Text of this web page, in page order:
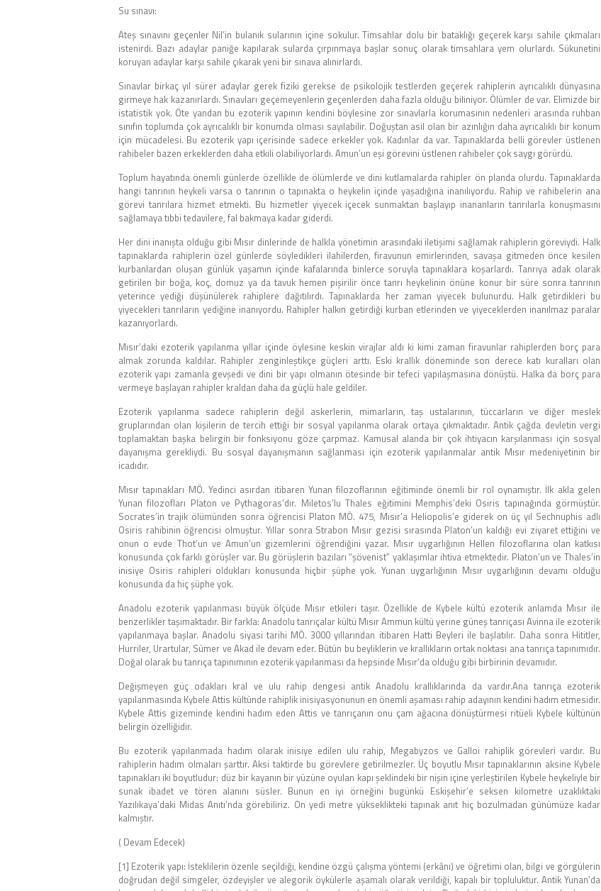
Su sınavı:
Ateş sınavını geçenler Nil’in bulanık sularının içine sokulur. Timsahlar dolu bir bataklığı geçerek karşı sahile çıkmaları
istenirdi. Bazı adaylar paniğe kapılarak sularda çırpınmaya başlar sonuç olarak timsahlara yem olurlardı. Sükunetini
koruyan adaylar karşı sahile çıkarak yeni bir sınava alınırlardı.
Sınavlar birkaç yıl sürer adaylar gerek fiziki gerekse de psikolojik testlerden geçerek rahiplerin ayrıcalıklı dünyasına
girmeye hak kazanırlardı. Sınavları geçemeyenlerin geçenlerden daha fazla olduğu biliniyor. Ölümler de var. Elimizde bir
istatistik yok. Öte yandan bu ezoterik yapının kendini böylesine zor sınavlarla korumasının nedenleri arasında ruhban
sınıfın toplumda çok ayrıcalıklı bir konumda olması sayılabilir. Doğuştan asil olan bir azınlığın daha ayrıcalıklı bir konum
için mücadelesi. Bu ezoterik yapı içerisinde sadece erkekler yok. Kadınlar da var. Tapınaklarda belli görevler üstlenen
rahibeler bazen erkeklerden daha etkili olabiliyorlardı. Amun’un eşi görevini üstlenen rahibeler çok saygı görürdü.
Toplum hayatında önemli günlerde özellikle de ölümlerde ve dini kutlamalarda rahipler ön planda olurdu. Tapınaklarda
hangi tanrının heykeli varsa o tanrının o tapınakta o heykelin içinde yaşadığına inanılıyordu. Rahip ve rahibelerin ana
görevi tanrılara hizmet etmekti. Bu hizmetler yiyecek içecek sunmaktan başlayıp inananların tanrılarla konuşmasını
sağlamaya tıbbi tedavilere, fal bakmaya kadar giderdi.
Her dini inanışta olduğu gibi Mısır dinlerinde de halkla yönetimin arasındaki iletişimi sağlamak rahiplerin göreviydi. Halk
tapınaklarda rahiplerin özel günlerde söyledikleri ilahilerden, firavunun emirlerinden, savaşa gitmeden önce kesilen
kurbanlardan oluşan günlük yaşamın içinde kafalarında binlerce soruyla tapınaklara koşarlardı. Tanrıya adak olarak
getirilen bir boğa, koç, domuz ya da tavuk hemen pişirilir önce tanrı heykelinin önüne konur bir süre sonra tanrının
yeterince yediği düşünülerek rahiplere dağıtılırdı. Tapınaklarda her zaman yiyecek bulunurdu. Halk getirdikleri bu
yiyecekleri tanrıların yediğine inanıyordu. Rahipler halkın getirdiği kurban etlerinden ve yiyeceklerden inanılmaz paralar
kazanıyorlardı.
Mısır’daki ezoterik yapılanma yıllar içinde öylesine keskin virajlar aldı ki kimi zaman firavunlar rahiplerden borç para
almak zorunda kaldılar. Rahipler zenginleştikçe güçleri arttı. Eski krallık döneminde son derece katı kuralları olan
ezoterik yapı zamanla gevşedi ve dini bir yapı olmanın ötesinde bir tefeci yapılaşmasına dönüştü. Halka da borç para
vermeye başlayan rahipler kraldan daha da güçlü hale geldiler.
Ezoterik yapılanma sadece rahiplerin değil askerlerin, mimarların, taş ustalarının, tüccarların ve diğer meslek
gruplarından olan kişilerin de tercih ettiği bir sosyal yapılanma olarak ortaya çıkmaktadır. Antik çağda devletin vergi
toplamaktan başka belirgin bir fonksiyonu göze çarpmaz. Kamusal alanda bir çok ihtiyacın karşılanması için sosyal
dayanışma gerekliydi. Bu sosyal dayanışmanın sağlanması için ezoterik yapılanmalar antik Mısır medeniyetinin bir
icadıdır.
Mısır tapınakları MÖ. Yedinci asırdan itibaren Yunan filozoflarının eğitiminde önemli bir rol oynamıştır. İlk akla gelen
Yunan filozofları Platon ve Pythagoras’dır. Miletos’lu Thales eğitimini Memphis’deki Osiris tapınağında görmüştür.
Socrates’in trajik ölümünden sonra öğrencisi Platon MÖ. 475, Mısır’a Heliopolis’e giderek on üç yıl Sechnuphis adlı
Osiris rahibinin öğrencisi olmuştur. Yıllar sonra Strabon Mısır gezisi sırasında Platon’un kaldığı evi ziyaret ettiğini ve
onun o evde Thot’un ve Amun’un gizemlerini öğrendiğini yazar. Mısır uygarlığının Hellen filozoflarına olan katkısı
konusunda çok farklı görüşler var. Bu görüşlerin bazıları “şövenist” yaklaşımlar ihtiva etmektedir. Platon’un ve Thales’in
inisiye Osiris rahipleri oldukları konusunda hiçbir şüphe yok. Yunan uygarlığının Mısır uygarlığının devamı olduğu
konusunda da hiç şüphe yok.
Anadolu ezoterik yapılanması büyük ölçüde Mısır etkileri taşır. Özellikle de Kybele kültü ezoterik anlamda Mısır ile
benzerlikler taşımaktadır. Bir farkla: Anadolu tanrıçalar kültü Mısır Ammun kültü yerine güneş tanrıçası Avinna ile ezoterik
yapılanmaya başlar. Anadolu siyasi tarihi MÖ. 3000 yıllarından itibaren Hatti Beyleri ile başlatılır. Daha sonra Hititler,
Hurriler, Urartular, Sümer ve Akad ile devam eder. Bütün bu beyliklerin ve krallıkların ortak noktası ana tanrıça tapınımıdır.
Doğal olarak bu tanrıça tapınımının ezoterik yapılanması da hepsinde Mısır’da olduğu gibi birbirinin devamıdır.
Değişmeyen güç odakları kral ve ulu rahip dengesi antik Anadolu krallıklarında da vardır.Ana tanrıça ezoterik
yapılanmasında Kybele Attis kültünde rahiplik inisiyasyonunun en önemli aşaması rahip adayının kendini hadım etmesidir.
Kybele Attis gizeminde kendini hadım eden Attis ve tanrıçanın onu çam ağacına dönüştürmesi ritüeli Kybele kültünün
belirgin özelliğidir.
Bu ezoterik yapılanmada hadım olarak inisiye edilen ulu rahip, Megabyzos ve Galloi rahiplik görevleri vardır. Bu
rahiplerin hadım olmaları şarttır. Aksi taktirde bu görevlere getirilmezler. Üç boyutlu Mısır tapınaklarının aksine Kybele
tapınakları iki boyutludur: düz bir kayanın bir yüzüne oyulan kapı şeklindeki bir nişin içine yerleştirilen Kybele heykeliyle bir
sunak ibadet ve tören alanını süsler. Bunun en iyi örneğini bugünkü Eskişehir’e seksen kilometre uzaklıktaki
Yazılıkaya’daki Midas Anıtı’nda görebiliriz. On yedi metre yükseklikteki tapınak anıt hiç bozulmadan günümüze kadar
kalmıştır.
( Devam Edecek)
[1] Ezoterik yapı: İsteklilerin özenle seçildiği, kendine özgü çalışma yöntemi (erkânı) ve öğretimi olan, bilgi ve görgülerin
doğrudan değil simgeler, özdeyişler ve alegorik öykülerle aşamalı olarak verildiği, kapalı bir topluluktur. Antik Yunan’da